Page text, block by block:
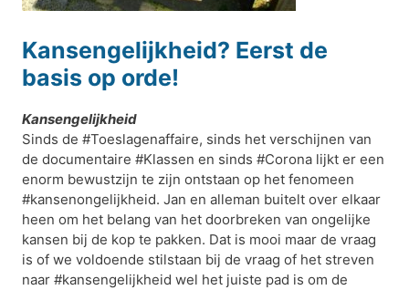
Kansengelijkheid? Eerst de
basis op orde!
Kansengelijkheid
Sinds de #Toeslagenaffaire, sinds het verschijnen van
de documentaire #Klassen en sinds #Corona lijkt er een
enorm bewustzijn te zijn ontstaan op het fenomeen
#kansenongelijkheid. Jan en alleman buitelt over elkaar
heen om het belang van het doorbreken van ongelijke
kansen bij de kop te pakken. Dat is mooi maar de vraag
is of we voldoende stilstaan bij de vraag of het streven
naar #kansengelijkheid wel het juiste pad is om de